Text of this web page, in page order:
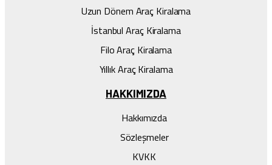
Uzun Dönem Araç Kiralama
İstanbul Araç Kiralama
Filo Araç Kiralama
Yıllık Araç Kiralama
HAKKIMIZDA
Hakkımızda
Sözleşmeler
KVKK